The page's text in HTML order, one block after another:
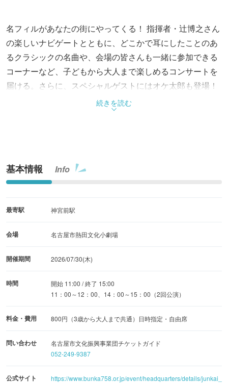
名フィルがあなたの街にやってくる！ 指揮者・辻博之さん
の楽しいナビゲートとともに、どこかで耳にしたことのあ
るクラシックの名曲や、会場の皆さんも一緒に参加できる
コーナーなど、子どもから大人まで楽しめるコンサートを
届ける。さらに、スペシャルゲストにはオケ太郎も登場！
身近な会場で、オーケストラならではの迫力あるサウンド
を体感できる絶好のチャンス。
続きを読む
基本情報 Info
最寄駅 神宮前駅
会場 名古屋市熱田文化小劇場
開催期間 2026/07/30(木)
時間
開始 11:00 / 終了 15:00
11：00～12：00、14：00～15：00（2回公演）
料金・費用 800円（3歳から大人まで共通）日時指定・自由席
問い合わせ
名古屋市文化振興事業団チケットガイド
052-249-9387
公式サイト
https://www.bunka758.or.jp/event/headquarters/details/junkai_